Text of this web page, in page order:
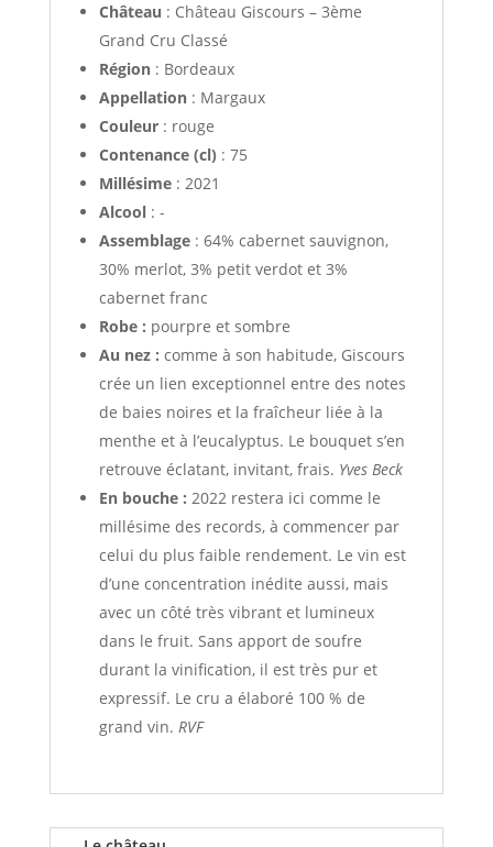
Château : Château Giscours – 3ème
Grand Cru Classé
Région: Bordeaux
Appellation: Margaux
Couleur: rouge
Contenance (cl) : 75
Millésime: 2021
Alcool: -
Assemblage: 64% cabernet sauvignon,
30% merlot, 3% petit verdot et 3%
cabernet franc
Robe : pourpre et sombre
Au nez : comme à son habitude, Giscours
crée un lien exceptionnel entre des notes
de baies noires et la fraîcheur liée à la
menthe et à l’eucalyptus. Le bouquet s’en
retrouve éclatant, invitant, frais. Yves Beck
En bouche : 2022 restera ici comme le
millésime des records, à commencer par
celui du plus faible rendement. Le vin est
d’une concentration inédite aussi, mais
avec un côté très vibrant et lumineux
dans le fruit. Sans apport de soufre
durant la vinification, il est très pur et
expressif. Le cru a élaboré 100 % de
grand vin. RVF